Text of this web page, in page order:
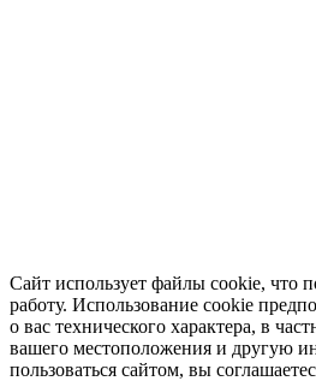
Сайт использует файлы cookie, что
работу. Использование cookie
о вас технического характера, в
вашего местоположения и другую
пользоваться сайтом, вы